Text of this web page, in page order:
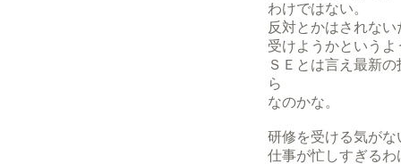
わけではない。
反対とかはされな
受けようかという
ＳＥとは言え最新
ら
なのかな。
研修を受ける気が
仕事が忙しすぎるわ